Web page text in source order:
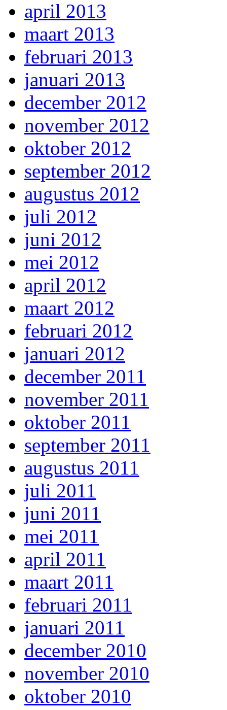
april 2013
maart 2013
februari 2013
januari 2013
december 2012
november 2012
oktober 2012
september 2012
augustus 2012
juli 2012
juni 2012
mei 2012
april 2012
maart 2012
februari 2012
januari 2012
december 2011
november 2011
oktober 2011
september 2011
augustus 2011
juli 2011
juni 2011
mei 2011
april 2011
maart 2011
februari 2011
januari 2011
december 2010
november 2010
oktober 2010